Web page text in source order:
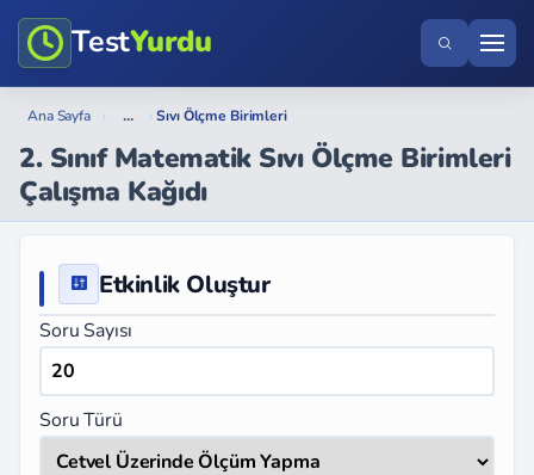
TestYurdu
Ana Sayfa › ... › Sıvı Ölçme Birimleri
2. Sınıf Matematik Sıvı Ölçme Birimleri
Çalışma Kağıdı
Etkinlik Oluştur
Soru Sayısı
Soru Türü